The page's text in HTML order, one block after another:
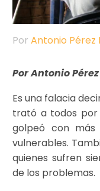
Por Antonio Pérez
Por Antonio
Es una falacia
trató a todos por
golpeó con
vulnerables.
quienes sufren
de los problemas.